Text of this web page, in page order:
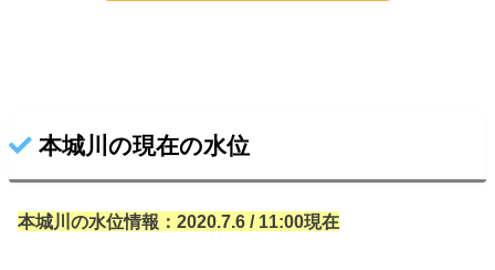
本城川の現在の水位
本城川の水位情報：2020.7.6 / 11:00現在